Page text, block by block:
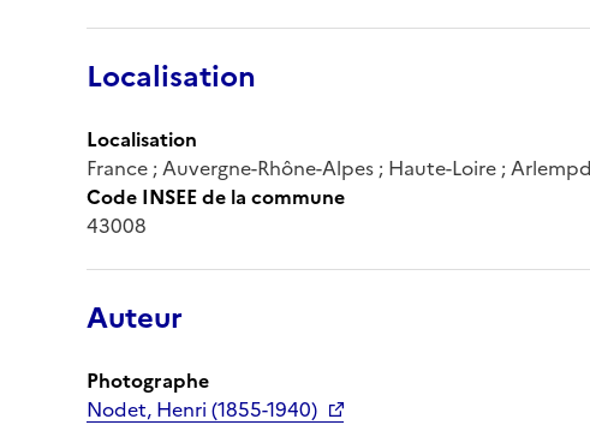
Localisation
Localisation
France ; Auvergne-Rhône-Alpes ; Haute-Loire ;
Code INSEE de la commune
43008
Auteur
Photographe
Nodet, Henri (1855-1940)